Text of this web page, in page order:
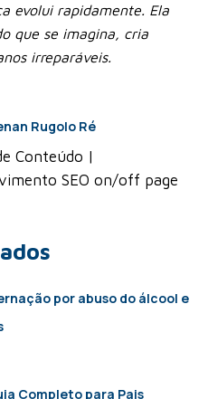
evolui rapidamente. Ela
que se imagina, cria
irreparáveis.
Rugolo Ré
Conteúdo |
SEO on/off page
por abuso do álcool e
Completo para Pais